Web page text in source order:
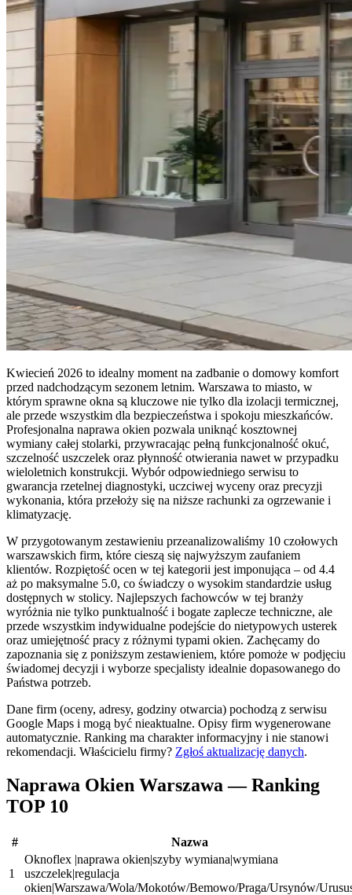
Kwiecień 2026 to idealny moment na zadbanie o domowy komfort
przed nadchodzącym sezonem letnim. Warszawa to miasto, w
którym sprawne okna są kluczowe nie tylko dla izolacji termicznej,
ale przede wszystkim dla bezpieczeństwa i spokoju mieszkańców.
Profesjonalna naprawa okien pozwala uniknąć kosztownej
wymiany całej stolarki, przywracając pełną funkcjonalność okuć,
szczelność uszczelek oraz płynność otwierania nawet w przypadku
wieloletnich konstrukcji. Wybór odpowiedniego serwisu to
gwarancja rzetelnej diagnostyki, uczciwej wyceny oraz precyzji
wykonania, która przełoży się na niższe rachunki za ogrzewanie i
klimatyzację.
W przygotowanym zestawieniu przeanalizowaliśmy 10 czołowych
warszawskich firm, które cieszą się najwyższym zaufaniem
klientów. Rozpiętość ocen w tej kategorii jest imponująca – od 4.4
aż po maksymalne 5.0, co świadczy o wysokim standardzie usług
dostępnych w stolicy. Najlepszych fachowców w tej branży
wyróżnia nie tylko punktualność i bogate zaplecze techniczne, ale
przede wszystkim indywidualne podejście do nietypowych usterek
oraz umiejętność pracy z różnymi typami okien. Zachęcamy do
zapoznania się z poniższym zestawieniem, które pomoże w podjęciu
świadomej decyzji i wyborze specjalisty idealnie dopasowanego do
Państwa potrzeb.
Dane firm (oceny, adresy, godziny otwarcia) pochodzą z serwisu
Google Maps i mogą być nieaktualne. Opisy firm wygenerowane
automatycznie. Ranking ma charakter informacyjny i nie stanowi
rekomendacji. Właścicielu firmy? Zgłoś aktualizację danych.
Naprawa Okien Warszawa — Ranking
TOP 10
# Nazwa
1
Oknoflex |naprawa okien|szyby wymiana|wymiana
uszczelek|regulacja
okien|Warszawa/Wola/Mokotów/Bemowo/Praga/Ursynów/